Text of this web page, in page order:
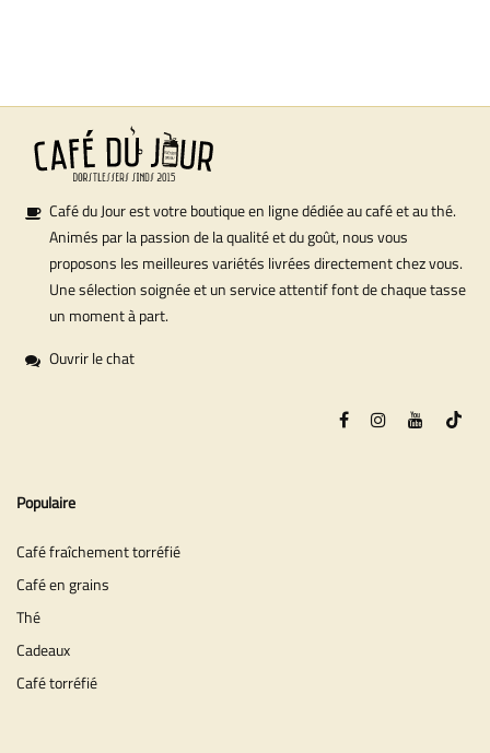
Café du Jour est votre boutique en ligne dédiée au café et au thé.
Animés par la passion de la qualité et du goût, nous vous
proposons les meilleures variétés livrées directement chez vous.
Une sélection soignée et un service attentif font de chaque tasse
un moment à part.
Ouvrir le chat
Populaire
Café fraîchement torréfié
Café en grains
Thé
Cadeaux
Café torréfié